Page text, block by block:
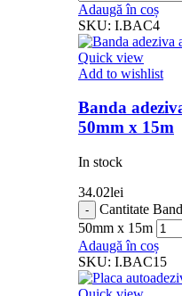
Adaugă în coș
SKU: I.BAC4
Quick view
Add to wishlist
Banda
50mm x 15m
In stock
34.02lei
Cantitate
50mm x 15m
Adaugă în coș
SKU: I.BAC15